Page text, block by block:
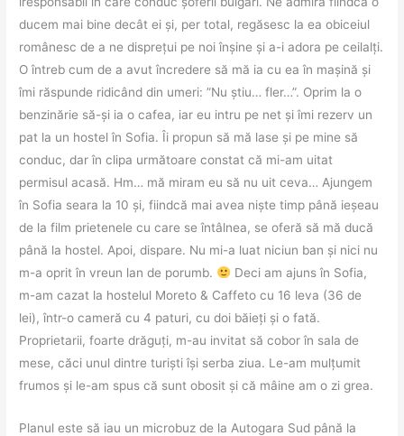
ducem mai bine decât ei și, per total, regăsesc la ea obiceiul
românesc de a ne disprețui pe noi înșine și a-i adora pe ceilalți.
O întreb cum de a avut încredere să mă ia cu ea în mașină și
îmi răspunde ridicând din umeri: ”Nu știu… fler…”. Oprim la o
benzinărie să-și ia o cafea, iar eu intru pe net și îmi rezerv un
pat la un hostel în Sofia. Îi propun să mă lase și pe mine să
conduc, dar în clipa următoare constat că mi-am uitat
permisul acasă. Hm… mă miram eu să nu uit ceva… Ajungem
în Sofia seara la 10 și, fiindcă mai avea niște timp până ieșeau
de la film prietenele cu care se întâlnea, se oferă să mă ducă
până la hostel. Apoi, dispare. Nu mi-a luat niciun ban și nici nu
m-a oprit în vreun lan de porumb.
Deci am ajuns în Sofia,
m-am cazat la hostelul Moreto & Caffeto cu 16 leva (36 de
lei), într-o cameră cu 4 paturi, cu doi băieți și o fată.
Proprietarii, foarte drăguți, m-au invitat să cobor în sala de
mese, căci unul dintre turiști își serba ziua. Le-am mulțumit
frumos și le-am spus că sunt obosit și că mâine am o zi grea.
Planul este să iau un microbuz de la Autogara Sud până la